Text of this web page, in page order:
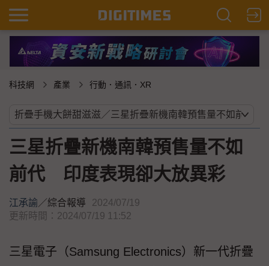
科技網 產業 行動．通訊．XR
三星折疊新機南韓預售量不如
前代 印度表現卻大放異彩
江承諭／綜合報導
2024/07/19
更新時間：2024/07/19 11:52
三星電子（Samsung Electronics）新一代折疊